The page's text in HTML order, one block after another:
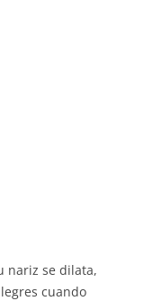
nariz se dilata,
cuando